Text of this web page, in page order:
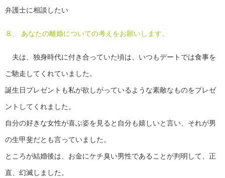
弁護士に相談したい
８、 あなたの離婚についての考えをお願いします。
夫は、独身時代に付き合っていた頃は、いつもデートでは食事を
ご馳走してくれていました。
誕生日プレゼントも私が欲しがっているような素敵なものをプレゼ
ントしてくれました。
自分の好きな女性が喜ぶ姿を見ると自分も嬉しいと言い、それが男
の生甲斐だとも言っていました。
ところが結婚後は、お金にケチ臭い男性であることが判明して、正
直、幻滅しました。